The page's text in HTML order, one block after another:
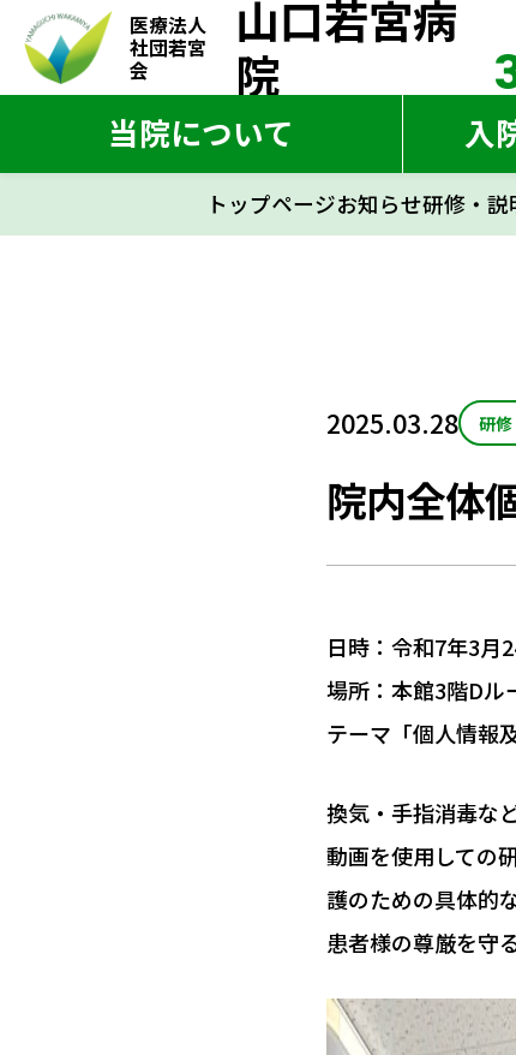
医療法人
社団若宮
会
山口若宮病
院
トップペ
お知らせ
交通アク
個人情報
927-
医療法人
社団若宮
会
山口若宮病
院
当院について 入
トップページお知らせ研修・説
2025.03.28 研
院内全体
日時：令和7年3
場所：本館3階Dル
テーマ「個人情報
換気・手指消毒な
動画を使用しての
護のための具体的
患者様の尊厳を守